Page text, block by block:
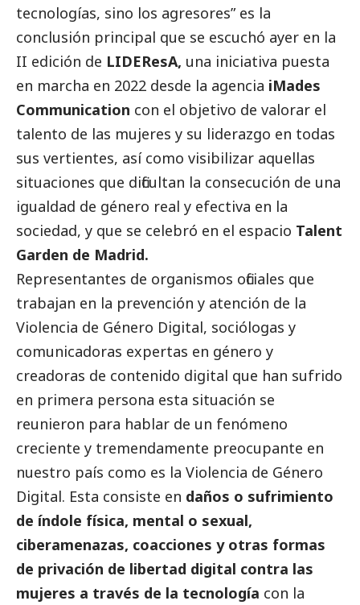
tecnologías, sino los agresores” es la
conclusión principal que se escuchó ayer en la
II edición de LIDEResA, una iniciativa puesta
en marcha en 2022 desde la agencia iMades
Communication con el objetivo de valorar el
talento de las mujeres y su liderazgo en todas
sus vertientes, así como visibilizar aquellas
situaciones que dificultan la consecución de una
igualdad de género real y efectiva en la
sociedad, y que se celebró en el espacio Talent
Garden de Madrid.
Representantes de organismos oficiales que
trabajan en la prevención y atención de la
Violencia de Género Digital, sociólogas y
comunicadoras expertas en género y
creadoras de contenido digital que han sufrido
en primera persona esta situación se
reunieron para hablar de un fenómeno
creciente y tremendamente preocupante en
nuestro país como es la Violencia de Género
Digital. Esta consiste en daños o sufrimiento
de índole física, mental o sexual,
ciberamenazas, coacciones y otras formas
de privación de libertad digital contra las
mujeres a través de la tecnología con la